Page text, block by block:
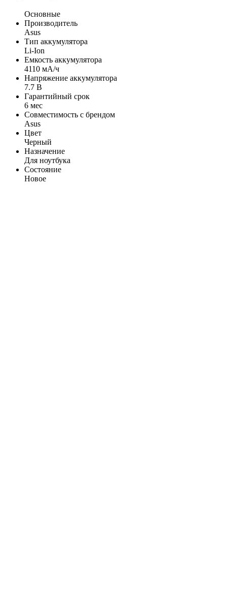
Основные
Производитель
Asus
Тип аккумулятора
Li-Ion
Емкость аккумулятора
4110 мА/ч
Напряжение аккумулятора
7.7 В
Гарантийный срок
6 мес
Совместимость с брендом
Asus
Цвет
Черный
Назначение
Для ноутбука
Состояние
Новое